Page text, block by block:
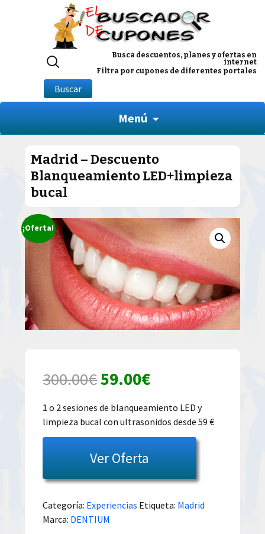
Busca descuentos, planes y ofertas en
internet
Filtra por cupones de diferentes portales
Buscar
por:
Buscar
Menú
Madrid – Descuento
Blanqueamiento LED+limpieza
bucal
¡Oferta!
300.00€El
precio
original
era:
300.00€.
59.00€El
precio
actual
es:
59.00€.
1 o 2 sesiones de blanqueamiento LED y
limpieza bucal con ultrasonidos desde 59 €
Ver Oferta
Categoría: Experiencias Etiqueta: Madrid
Marca: DENTIUM